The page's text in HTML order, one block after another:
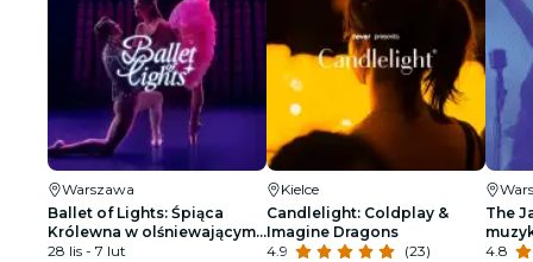
Warszawa
Ballet of Lights: Śpiąca
Królewna w olśniewającym
spektaklu
28 lis - 7 lut
Kielce
Candlelight: Coldplay &
Imagine Dragons
4.9
(23)
The
4.8